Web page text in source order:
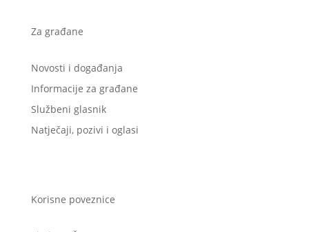
Za građane
Novosti i događanja
Informacije za građane
Službeni glasnik
Natječaji, pozivi i oglasi
Korisne poveznice